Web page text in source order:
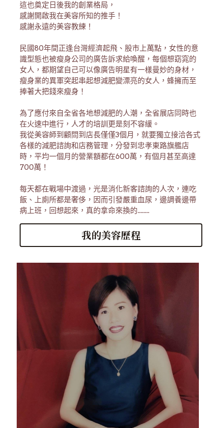
這也奠定日後我的創業格局，
感謝開啟我在美容所知的推手！
感謝永遠的美容教練！
民國80年間正逢台灣經濟起飛、股市上萬點，女性的意
識型態也被瘦身公司的廣告訴求給喚醒，每個想窈窕的
女人， 都期望自己可以像廣告明星有一樣曼妙的身材，
瘦身業的異軍突起串起想減肥變漂亮的女人， 蜂擁而至
捧著大把錢來瘦身！
為了應付來自全省各地想減肥的人潮，全省展店同時也
在火速中進行，人才的培訓更是刻不容緩。
我從美容師到顧問到店長僅僅3個月，就要獨立接洽各式
各樣的減肥諮詢和店務管理，分發到忠孝東路旗艦店
時，平均一個月的營業額都在600萬，有個月甚至高達
700萬！
每天都在戰場中渡過， 光是消化新客諮詢的人次，連吃
飯、上廁所都是奢侈， 因而引發嚴重血尿，邊調養邊帶
病上班，回想起來，真的拿命來換的........
我的美容歷程